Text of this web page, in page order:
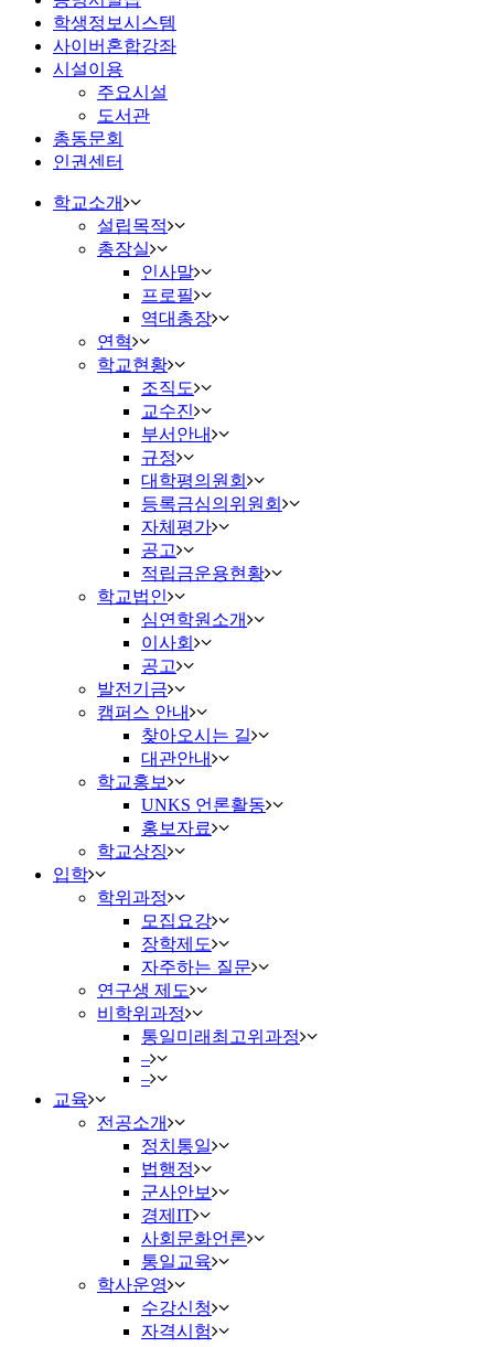
학생정보시스템
사이버혼합강좌
시설이용
주요시설
도서관
총동문회
인권센터
학교소개
설립목적
총장실
인사말
프로필
역대총장
연혁
학교현황
조직도
교수진
부서안내
규정
대학평의원회
등록금심의위원회
자체평가
공고
적립금운용현황
학교법인
심연학원소개
이사회
공고
발전기금
캠퍼스 안내
찾아오시는 길
대관안내
학교홍보
UNKS 언론활동
홍보자료
학교상징
입학
학위과정
모집요강
장학제도
자주하는 질문
연구생 제도
비학위과정
통일미래최고위과정
–
–
교육
전공소개
정치통일
법행정
군사안보
경제IT
사회문화언론
통일교육
학사운영
수강신청
자격시험